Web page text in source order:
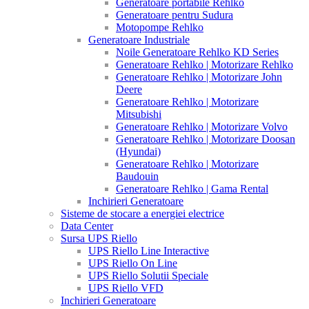
Generatoare portabile Rehlko
Generatoare pentru Sudura
Motopompe Rehlko
Generatoare Industriale
Noile Generatoare Rehlko KD Series
Generatoare Rehlko | Motorizare Rehlko
Generatoare Rehlko | Motorizare John
Deere
Generatoare Rehlko | Motorizare
Mitsubishi
Generatoare Rehlko | Motorizare Volvo
Generatoare Rehlko | Motorizare Doosan
(Hyundai)
Generatoare Rehlko | Motorizare
Baudouin
Generatoare Rehlko | Gama Rental
Inchirieri Generatoare
Sisteme de stocare a energiei electrice
Data Center
Sursa UPS Riello
UPS Riello Line Interactive
UPS Riello On Line
UPS Riello Solutii Speciale
UPS Riello VFD
Inchirieri Generatoare